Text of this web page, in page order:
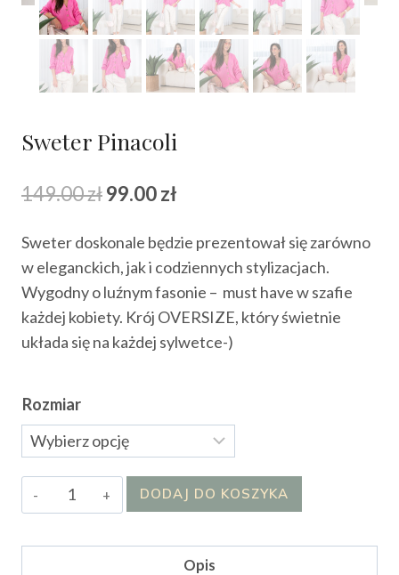
Sweter Pinacoli
149.00złPierwotna
wynosiła:
149.00 zł.
99.00zł
wynosi:
99.00 zł.
Sweter doskonale będzie prezentował się zarówno
w eleganckich, jak i codziennych stylizacjach.
Wygodny o luźnym fasonie – must have w szafie
każdej kobiety. Krój OVERSIZE, który świetnie
układa się na każdej sylwetce-)
Rozmiar
ilość
Sweter
DODAJ DO KOSZYKA
Opis